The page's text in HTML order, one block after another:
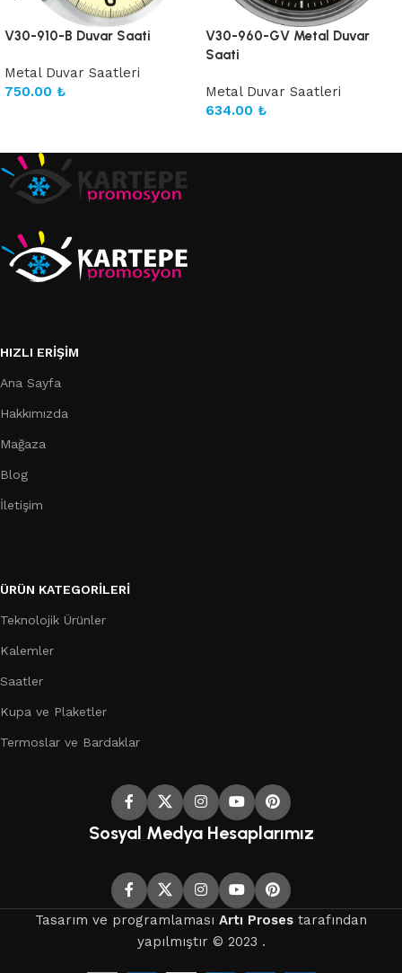
V30-910-B Duvar Saati
Metal Duvar Saatleri
750.00 ₺
V30-960-GV Metal Duvar
Saati
Metal Duvar Saatleri
634.00 ₺
HIZLI ERIŞIM
Ana Sayfa
Hakkımızda
Mağaza
Blog
İletişim
ÜRÜN KATEGORILERI
Teknolojik Ürünler
Kalemler
Saatler
Kupa ve Plaketler
Termoslar ve Bardaklar
Sosyal Medya Hesaplarımız
Tasarım ve programlaması Artı Proses tarafından
yapılmıştır © 2023 .